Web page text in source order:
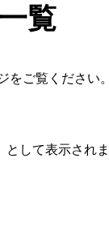
覧
ご覧ください。
して表示されま